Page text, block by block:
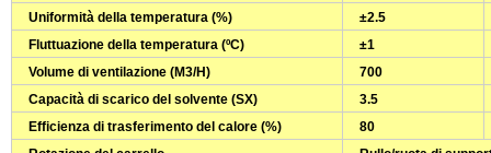
Uniformità della temperatura(%)
±2.5
Fluttuazione della temperatura(ºC)
±1
Volume di ventilazione(M3/H)
700
Capacità di scarico del solvente(SX)
3.5
Efficienza di trasferimento del calore(%)
80